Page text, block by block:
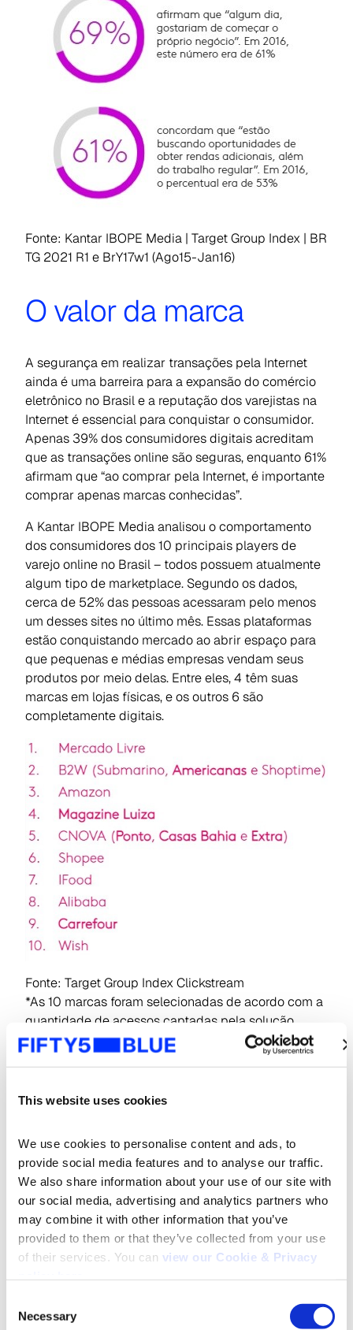
This website uses cookies
We use cookies to personalise content and ads, to
provide social media features and to analyse our traffic.
We also share information about your use of our site with
our social media, advertising and analytics partners who
may combine it with other information that you’ve
provided to them or that they’ve collected from your use
of their services. You can view our Cookie & Privacy
Selection
Necessary
Fonte: Kantar IBOPE Media | Target Group Index | BR
TG 2021 R1 e BrY17w1 (Ago15-Jan16)
O valor da marca
A segurança em realizar transações pela Internet
ainda é uma barreira para a expansão do comércio
eletrônico no Brasil e a reputação dos varejistas na
Internet é essencial para conquistar o consumidor.
Apenas 39% dos consumidores digitais acreditam
que as transações online são seguras, enquanto 61%
afirmam que “ao comprar pela Internet, é importante
comprar apenas marcas conhecidas”.
A Kantar IBOPE Media analisou o comportamento
dos consumidores dos 10 principais players de
varejo online no Brasil – todos possuem atualmente
algum tipo de marketplace. Segundo os dados,
cerca de 52% das pessoas acessaram pelo menos
um desses sites no último mês. Essas plataformas
estão conquistando mercado ao abrir espaço para
que pequenas e médias empresas vendam seus
produtos por meio delas. Entre eles, 4 têm suas
marcas em lojas físicas, e os outros 6 são
completamente digitais.
Fonte: Target Group Index Clickstream
*As 10 marcas foram selecionadas de acordo com a
quantidade de acessos captadas pela solução
Se aliar a uma marca mais estabelecida é uma
alternativa para conquistar a confiança do público,
comprar de marcas conhecidas.
O papel da publicidade
Uma vez que a reputação de um site é fundamental
para a realização da compra, a publicidade se torna
peça-chave nessa equação. Segundo o estudo,
campanhas têm o poder de fortalecer o valor das